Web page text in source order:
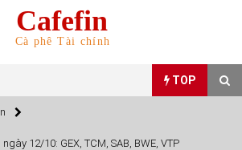
Cafefin
Cà phê Tài chính
TOP
12/10: GEX, TCM, SAB, BWE, VTP